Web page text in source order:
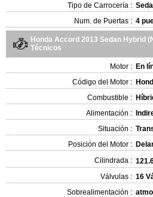
Tipo de Carrocería :
Num. de Puertas : 4
Honda Accord 2013 Sedan Hybrid
Técnicos
Motor : En
Código del Motor :
Combustible :
Alimentación :
Situación :
Posición del Motor :
Cilindrada :
Válvulas : 16
Sobrealimentación :